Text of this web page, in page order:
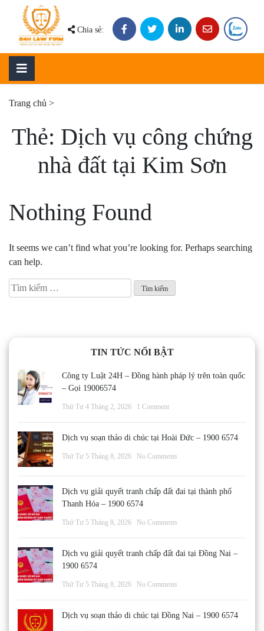
content
Chia sẻ:
Trang chủ >
Thẻ: Dịch vụ công chứng
nhà đất tại Kim Sơn
Nothing Found
It seems we can’t find what you’re looking for. Perhaps searching
can help.
Tìm
kiếm
TIN TỨC NỔI BẬT
Công ty Luật 24H – Đồng hành pháp lý trên toàn quốc
– Gọi 19006574
Thứ Tư 4 Tháng 2, 2026 1 Comment
Dịch vụ soạn thảo di chúc tại Hoài Đức – 1900 6574
Thứ Tư 5 Tháng 8, 2026 No Comments
Dịch vụ giải quyết tranh chấp đất đai tại thành phố
Thanh Hóa – 1900 6574
Thứ Tư 5 Tháng 8, 2026 No Comments
Dịch vụ giải quyết tranh chấp đất đai tại Đồng Nai –
1900 6574
Thứ Tư 5 Tháng 8, 2026 No Comments
Dịch vụ soạn thảo di chúc tại Đồng Nai – 1900 6574